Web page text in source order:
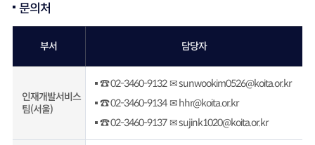
문의처
부서 담당자
인재개발서비스
팀(서울)
☎ 02-3460-9132 ✉ sunwookim0526@koita.or.kr
☎ 02-3460-9134 ✉ hhr@koita.or.kr
☎ 02-3460-9137 ✉ sujink1020@koita.or.kr